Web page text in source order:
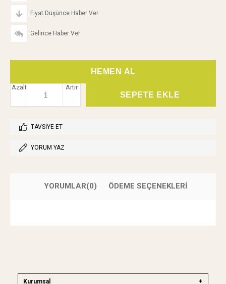
Fiyat Düşünce Haber Ver
Gelince Haber Ver
Artır
Azalt
TAVSIYE ET
YORUM YAZ
YORUMLAR(0) ÖDEME SEÇENEKLERI
Kurumsal